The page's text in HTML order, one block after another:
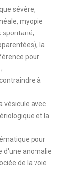
sévère,
myopie
spontané,
la
pour
à
vésicule avec
et la
pour
d'une anomalie
de la voie